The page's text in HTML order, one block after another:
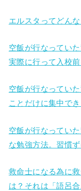
エルスタってどん
空飯が行なってい
実際に行って入校
空飯が行なってい
ことだけに集中で
空飯が行なってい
な勉強方法。習慣
救命士になる為に
は？それは「語呂